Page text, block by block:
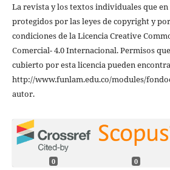
La revista y los textos individuales que en
protegidos por las leyes de copyright y
condiciones de la Licencia Creative
Comercial- 4.0 Internacional. Permisos
cubierto por esta licencia pueden
http://www.funlam.edu.co/modules/
autor.
0 0